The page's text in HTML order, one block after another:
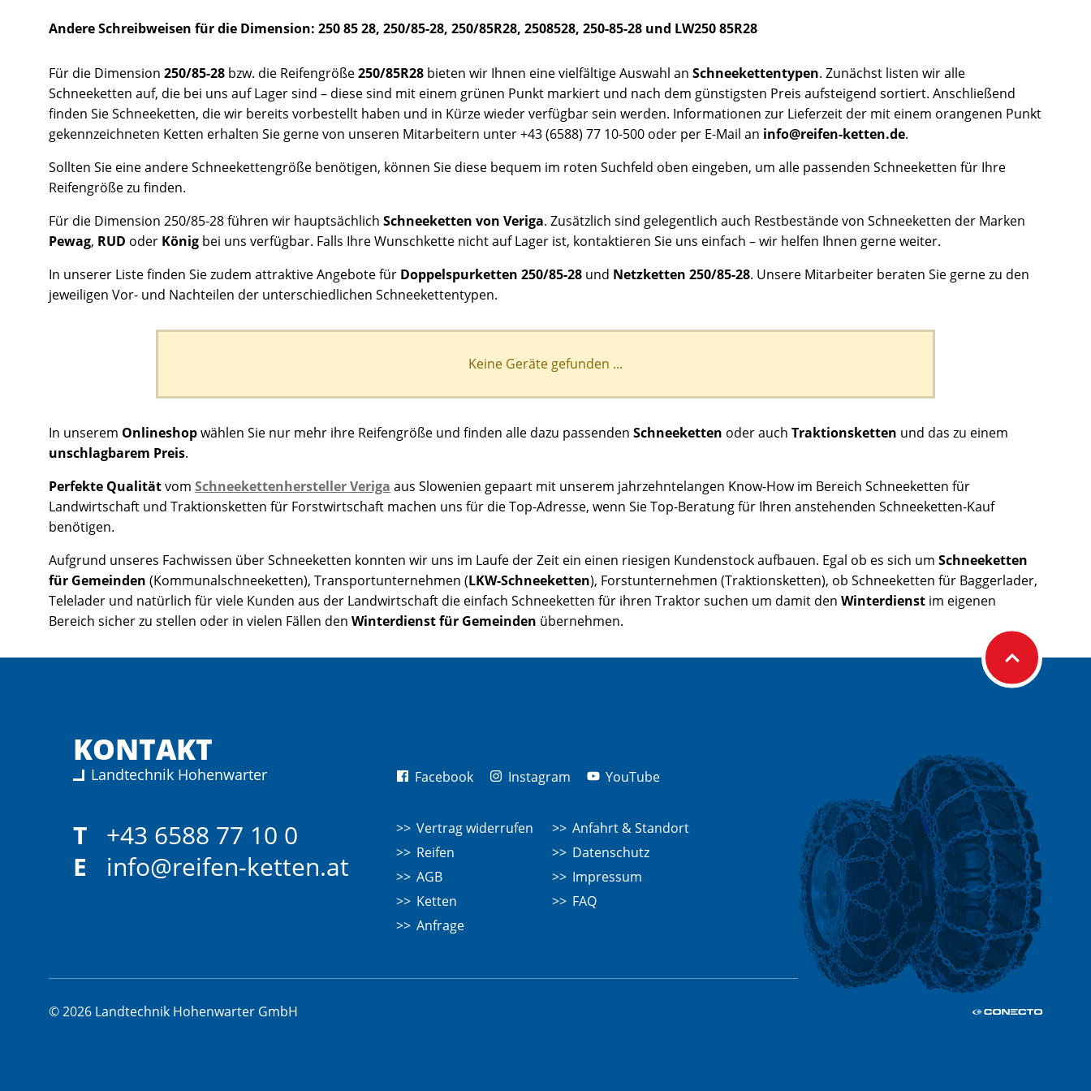
Andere Schreibweisen für die Dimension: 250 85 28, 250/85-28, 250/85R28, 2508528, 250-85-28 und LW250 85R28
Für die Dimension 250/85-28 bzw. die Reifengröße250/85R28 bieten wir Ihnen eine vielfältige Auswahl an Schneekettentypen. Zunächst listen wir alle
Schneeketten auf, die bei uns auf Lager sind – diese sind mit einem grünen Punkt markiert und nach dem günstigsten Preis aufsteigend sortiert. Anschließend
finden Sie Schneeketten, die wir bereits vorbestellt haben und in Kürze wieder verfügbar sein werden. Informationen zur Lieferzeit der mit einem orangenen Punkt
gekennzeichneten Ketten erhalten Sie gerne von unseren Mitarbeitern unter +43 (6588) 77 10-500 oder per E-Mail an info@reifen-ketten.de.
Sollten Sie eine andere Schneekettengröße benötigen, können Sie diese bequem im roten Suchfeld oben eingeben, um alle passenden Schneeketten für Ihre
Reifengröße zu finden.
Für die Dimension 250/85-28 führen wir hauptsächlich Schneeketten von Veriga. Zusätzlich sind gelegentlich auch Restbestände von Schneeketten der Marken
Pewag, RUD oder König bei uns verfügbar. Falls Ihre Wunschkette nicht auf Lager ist, kontaktieren Sie uns einfach – wir helfen Ihnen gerne weiter.
In unserer Liste finden Sie zudem attraktive Angebote für Doppelspurketten 250/85-28 und Netzketten 250/85-28. Unsere Mitarbeiter beraten Sie gerne zu den
jeweiligen Vor- und Nachteilen der unterschiedlichen Schneekettentypen.
Keine Geräte gefunden ...
In unserem Onlineshopwählen Sie nur mehr ihre Reifengröße und finden alle dazu passenden Schneeketten oder auch Traktionsketten und das zu einem
unschlagbarem Preis.
Perfekte Qualitätvom Schneekettenhersteller Veriga aus Slowenien gepaart mit unserem jahrzehntelangen Know-How im Bereich Schneeketten für
Landwirtschaft und Traktionsketten für Forstwirtschaft machen uns für die Top-Adresse, wenn Sie Top-Beratung für Ihren anstehenden Schneeketten-Kauf
benötigen.
Aufgrund unseres Fachwissen über Schneeketten konnten wir uns im Laufe der Zeit ein einen riesigen Kundenstock aufbauen. Egal ob es sich um Schneeketten
für Gemeinden (Kommunalschneeketten), Transportunternehmen (LKW-Schneeketten), Forstunternehmen (Traktionsketten), ob Schneeketten für Baggerlader,
Telelader und natürlich für viele Kunden aus der Landwirtschaft die einfach Schneeketten für ihren Traktor suchen um damit den Winterdienst im eigenen
Bereich sicher zu stellen oder in vielen Fällen den Winterdienst für Gemeinden übernehmen.
KONTAKT
Landtechnik Hohenwarter
T
+43 6588 77 10 0
E
info@reifen-ketten.at
Facebook Instagram YouTube
Vertrag widerrufen
Reifen
AGB
Ketten
Anfrage
Anfahrt & Standort
Datenschutz
Impressum
FAQ
© 2026 Landtechnik Hohenwarter GmbH